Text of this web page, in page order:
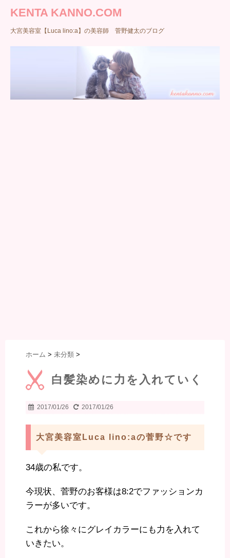
KENTA KANNO.COM
大宮美容室【Luca lino:a】の美容師 菅野健太のブログ
ホーム > 未分類 >
白髪染めに力を入れていく
2017/01/26 2017/01/26
大宮美容室Luca lino:aの菅野☆です
34歳の私です。
今現状、菅野のお客様は8:2でファッションカ
ラーが多いです。
これから徐々にグレイカラーにも力を入れて
いきたい。